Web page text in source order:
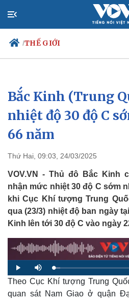
/THẾ GIỚI
Chính trị
Đảng
Tổ chức nhân sự
Quốc hội
Bắc Kinh (Trung
nhiệt độ 30 độ C
66 năm
Thứ Hai, 09:03, 24/03/2025
VOV.VN - Thủ đô Bắc Kinh
nhận mức nhiệt 30 độ C sớm
khi Cục Khí tượng Trung
qua (23/3) nhiệt độ ban ngày
Kinh lên tới 30 độ C vào ngày
P
l
a
y
M
u
t
e
L
o
a
d
d
Theo Cục Khí tượng Trung
quan sát Nam Giao ở quận